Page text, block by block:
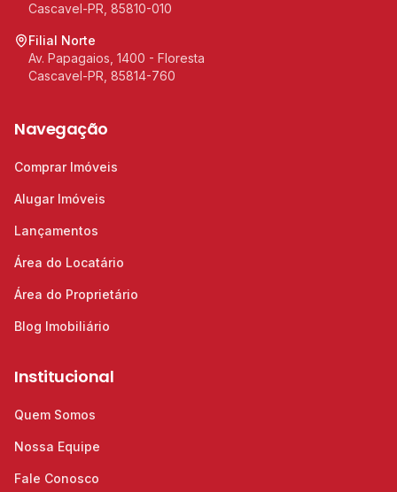
Cascavel-PR, 85810-010
Filial Norte
Av. Papagaios, 1400 - Floresta
Cascavel-PR, 85814-760
Navegação
Comprar Imóveis
Alugar Imóveis
Lançamentos
Área do Locatário
Área do Proprietário
Blog Imobiliário
Institucional
Quem Somos
Nossa Equipe
Fale Conosco